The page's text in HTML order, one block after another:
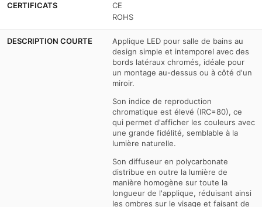
- -
CERTIFICATS
CE
ROHS
DESCRIPTION COURTE
Applique LED pour salle de bains au
design simple et intemporel avec des
bords latéraux chromés, idéale pour
un montage au-dessus ou à côté d'un
miroir.
Son indice de reproduction
chromatique est élevé (IRC=80), ce
qui permet d'afficher les couleurs avec
une grande fidélité, semblable à la
lumière naturelle.
Son diffuseur en polycarbonate
distribue en outre la lumière de
manière homogène sur toute la
longueur de l'applique, réduisant ainsi
les ombres sur le visage et faisant de